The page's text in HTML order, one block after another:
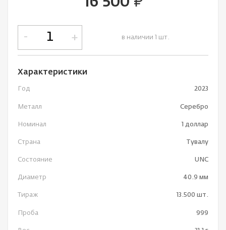
руб.
в наличии 1 шт.
- +
Характеристики
Год 2023
Металл Серебро
Номинал 1 доллар
Страна Тувалу
Состояние UNC
Диаметр 40.9 мм
Тираж 13.500 шт.
Проба 999